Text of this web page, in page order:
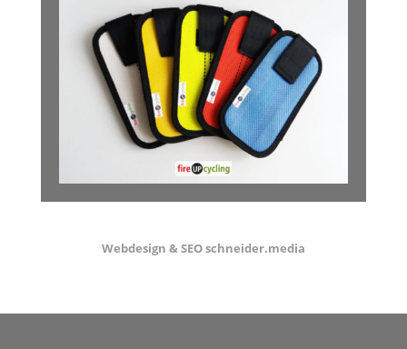
Webdesign & SEO schneider.media